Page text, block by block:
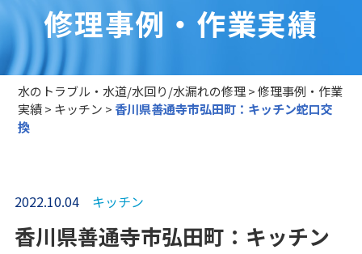
修理事例・作業実績
水のトラブル・水道/水回り/水漏れの修理>修理事例・作業
実績> キッチン > 香川県善通寺市弘田町：キッチン蛇口交
換
2022.10.04 キッチン
香川県善通寺市弘田町：キッチン